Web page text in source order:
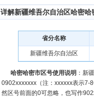
详解新疆维吾尔自治区哈密哈
省分名称
新疆维吾尔自治区
哈密哈密市区号使用说明 ：新
0902xxxxxxx（注：xxxxxx表示7-
然区号前面的0可忽略，也写作